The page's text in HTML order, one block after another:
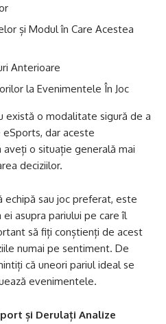
și Modul în Care Acestea
Anterioare
la Evenimentele În Joc
există o modalitate sigură de a
eSports, dar aceste
o situație generală mai
deciziilor.
echipă sau joc preferat, este
asupra pariului pe care îl
să fiți conștienți de acest
numai pe sentiment. De
că uneori pariul ideal se
evenimentele.
și Derulați Analize